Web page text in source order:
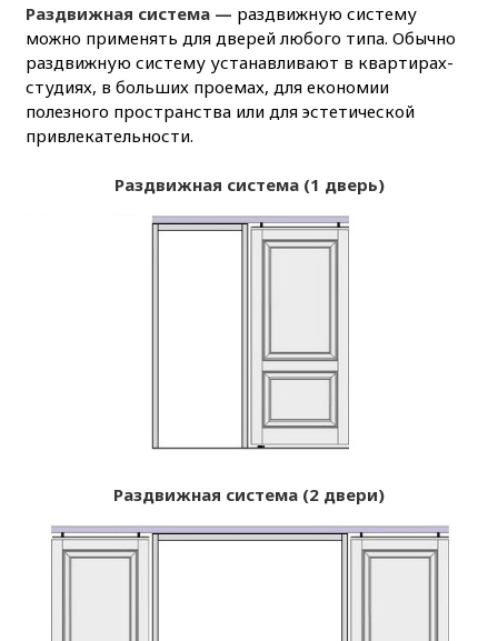
Раздвижная система — раздвижную систему
можно применять для дверей любого типа. Обычно
раздвижную систему устанавливают в квартирах-
студиях, в больших проемах, для економии
полезного пространства или для эстетической
привлекательности.
Раздвижная система (1 дверь)
Раздвижная система (2 двери)